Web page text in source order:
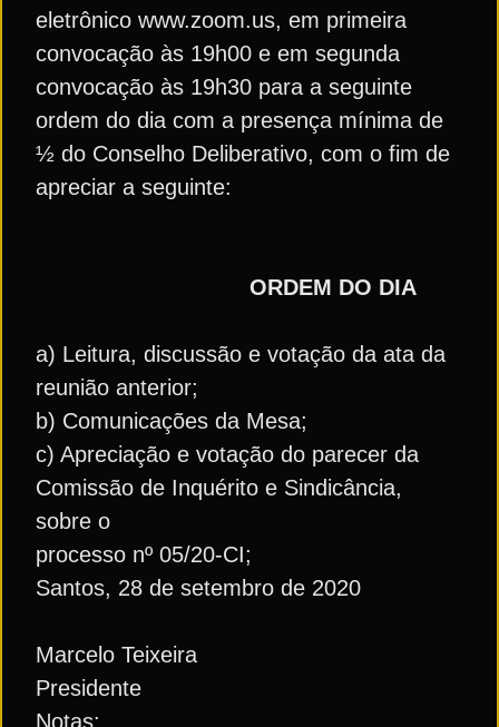
eletrônico www.zoom.us, em primeira
convocação às 19h00 e em segunda
convocação às 19h30 para a seguinte
ordem do dia com a presença mínima de
½ do Conselho Deliberativo, com o fim de
apreciar a seguinte:
ORDEM DO DIA
a) Leitura, discussão e votação da ata da
reunião anterior;
b) Comunicações da Mesa;
c) Apreciação e votação do parecer da
Comissão de Inquérito e Sindicância,
sobre o
processo nº 05/20-CI;
Santos, 28 de setembro de 2020
Marcelo Teixeira
Presidente
Notas: